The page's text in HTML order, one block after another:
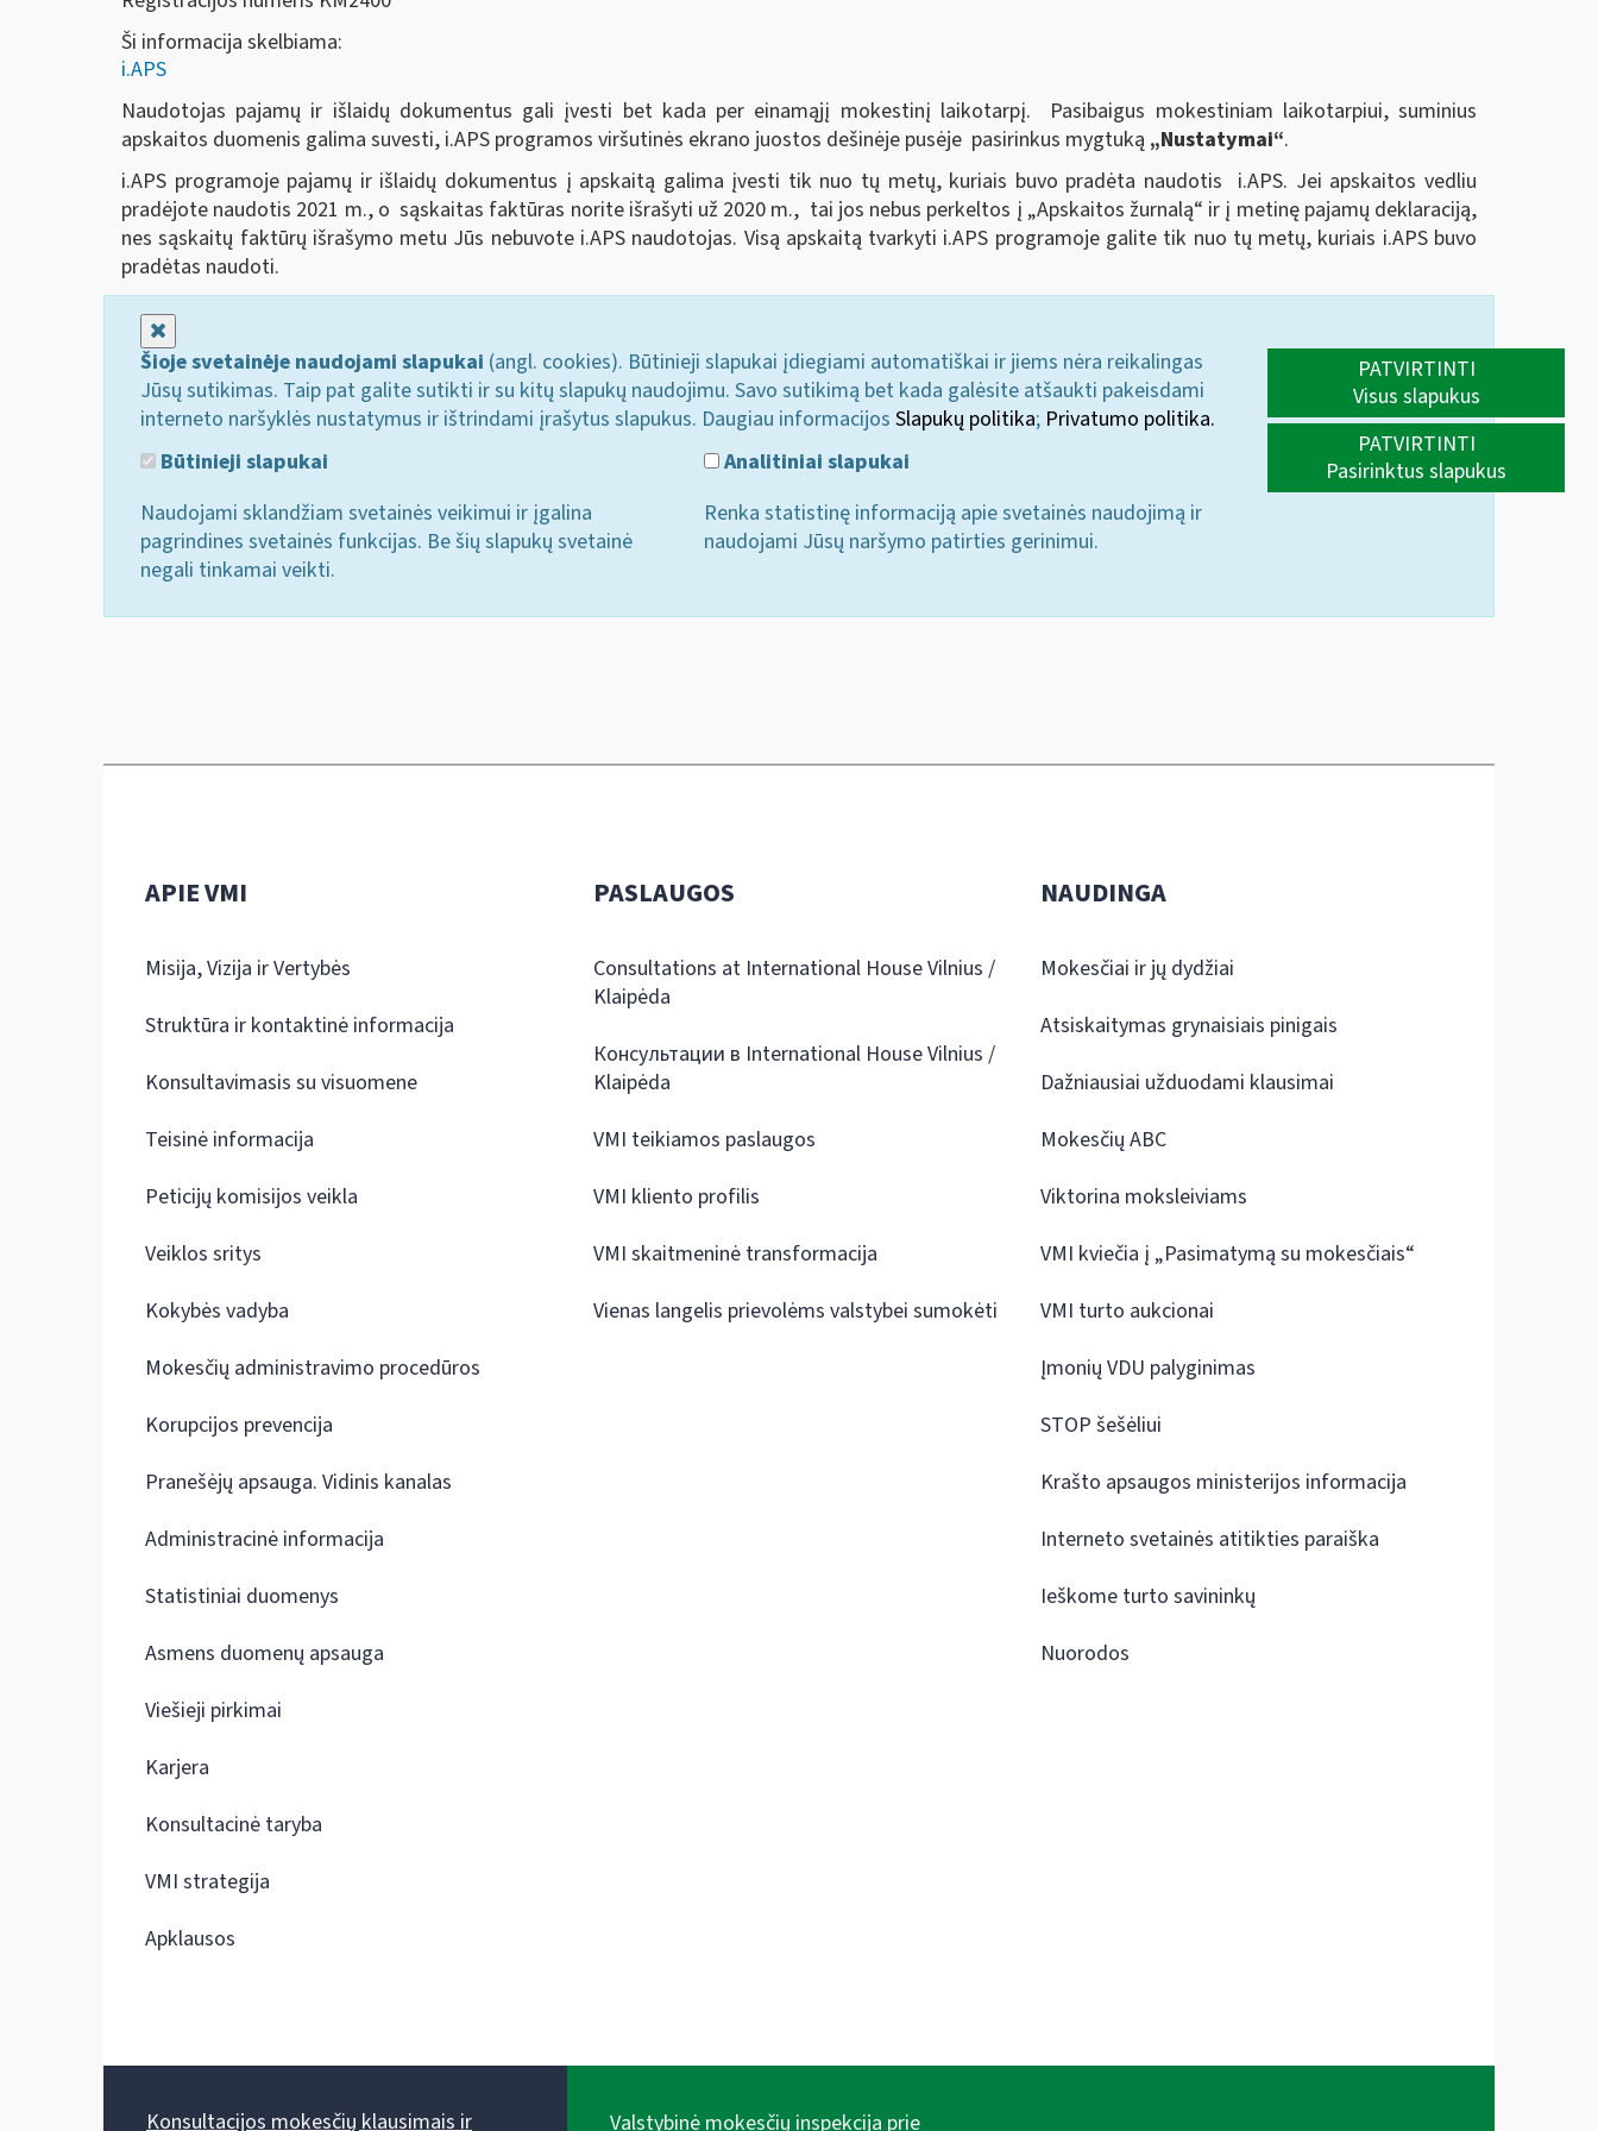
Ši informacija skelbiama:
i.APS
Naudotojas pajamų ir išlaidų dokumentus gali įvesti bet kada per einamąjį mokestinį laikotarpį. Pasibaigus mokestiniam laikotarpiui, suminius
apskaitos duomenis galima suvesti, i.APS programos viršutinės ekrano juostos dešinėje pusėje pasirinkus mygtuką „Nustatymai“.
i.APS programoje pajamų ir išlaidų dokumentus į apskaitą galima įvesti tik nuo tų metų, kuriais buvo pradėta naudotis i.APS. Jei apskaitos vedliu
pradėjote naudotis 2021 m., o sąskaitas faktūras norite išrašyti už 2020 m., tai jos nebus perkeltos į „Apskaitos žurnalą“ ir į metinę pajamų deklaraciją,
nes sąskaitų faktūrų išrašymo metu Jūs nebuvote i.APS naudotojas. Visą apskaitą tvarkyti i.APS programoje galite tik nuo tų metų, kuriais i.APS buvo
pradėtas naudoti.
Šioje svetainėje naudojami slapukai (angl. cookies). Būtinieji slapukai įdiegiami automatiškai ir jiems nėra reikalingas
Jūsų sutikimas. Taip pat galite sutikti ir su kitų slapukų naudojimu. Savo sutikimą bet kada galėsite atšaukti pakeisdami
interneto naršyklės nustatymus ir ištrindami įrašytus slapukus. Daugiau informacijos Slapukų politika; Privatumo politika.
Būtinieji slapukai
Naudojami sklandžiam svetainės veikimui ir įgalina
pagrindines svetainės funkcijas. Be šių slapukų svetainė
negali tinkamai veikti.
Analitiniai slapukai
Renka statistinę informaciją apie svetainės naudojimą ir
naudojami Jūsų naršymo patirties gerinimui.
PATVIRTINTI
Visus slapukus
PATVIRTINTI
Pasirinktus slapukus
APIE VMI
Misija, Vizija ir Vertybės
Struktūra ir kontaktinė informacija
Konsultavimasis su visuomene
Teisinė informacija
Peticijų komisijos veikla
Veiklos sritys
Kokybės vadyba
Mokesčių administravimo procedūros
Korupcijos prevencija
Pranešėjų apsauga. Vidinis kanalas
Administracinė informacija
Statistiniai duomenys
Asmens duomenų apsauga
Viešieji pirkimai
Karjera
Konsultacinė taryba
VMI strategija
Apklausos
PASLAUGOS
Consultations at International House Vilnius /
Klaipėda
Консультации в International House Vilnius /
Klaipėda
VMI teikiamos paslaugos
VMI kliento profilis
VMI skaitmeninė transformacija
Vienas langelis prievolėms valstybei sumokėti
NAUDINGA
Mokesčiai ir jų dydžiai
Atsiskaitymas grynaisiais pinigais
Dažniausiai užduodami klausimai
Mokesčių ABC
Viktorina moksleiviams
VMI kviečia į „Pasimatymą su mokesčiais“
VMI turto aukcionai
Įmonių VDU palyginimas
STOP šešėliui
Krašto apsaugos ministerijos informacija
Interneto svetainės atitikties paraiška
Ieškome turto savininkų
Nuorodos
Konsultacijos mokesčių klausimais ir Valstybinė mokesčių inspekcija prie